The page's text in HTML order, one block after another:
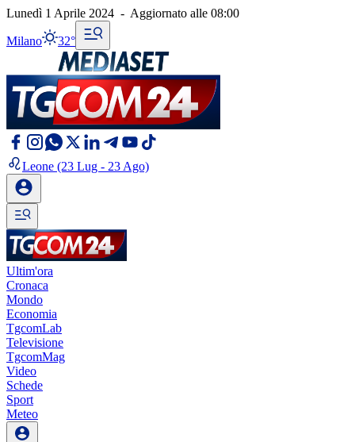
Lunedì 1 Aprile 2024 - Aggiornato alle 08:00
Milano 32°
Leone (23 Lug - 23 Ago)
Ultim'ora
Cronaca
Mondo
Economia
TgcomLab
Televisione
TgcomMag
Video
Schede
Sport
Meteo